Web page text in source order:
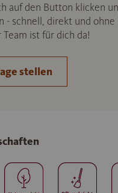
auf den Button klicken
- schnell, direkt und ohne
Team ist für dich da!
stellen